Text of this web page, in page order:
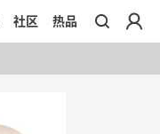
社区 热品